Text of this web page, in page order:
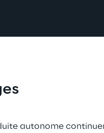
autonome